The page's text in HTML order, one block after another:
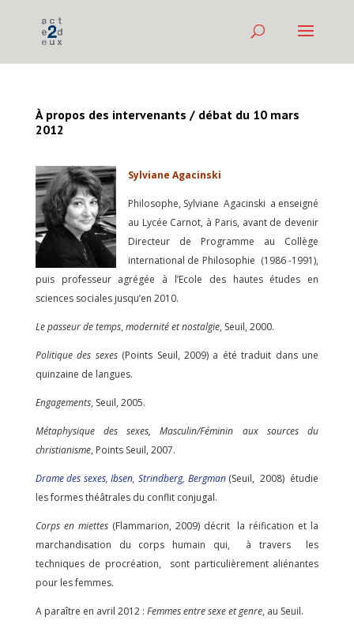
À propos des intervenants / débat du 10 mars
2012
Sylviane Agacinski
Philosophe, Sylviane Agacinski a enseigné
au Lycée Carnot, à Paris, avant de devenir
Directeur de Programme au Collège
international de Philosophie (1986 -1991),
puis professeur agrégée à l’Ecole des hautes études en
sciences sociales jusqu’en 2010.
Le passeur de temps, modernité et nostalgie, Seuil, 2000.
Politique des sexes(Points Seuil, 2009) a été traduit dans une
quinzaine de langues.
Engagements, Seuil, 2005.
Métaphysique des sexes, Masculin/Féminin aux sources du
christianisme, Points Seuil, 2007.
Drame des sexes, Ibsen, Strindberg, Bergman (Seuil, 2008) étudie
les formes théâtrales du conflit conjugal.
Corps en miettes(Flammarion, 2009) décrit la réification et la
marchandisation du corps humain qui, à travers les
techniques de procréation, sont particulièrement aliénantes
pour les femmes.
A paraître en avril 2012 : Femmes entre sexe et genre, au Seuil.